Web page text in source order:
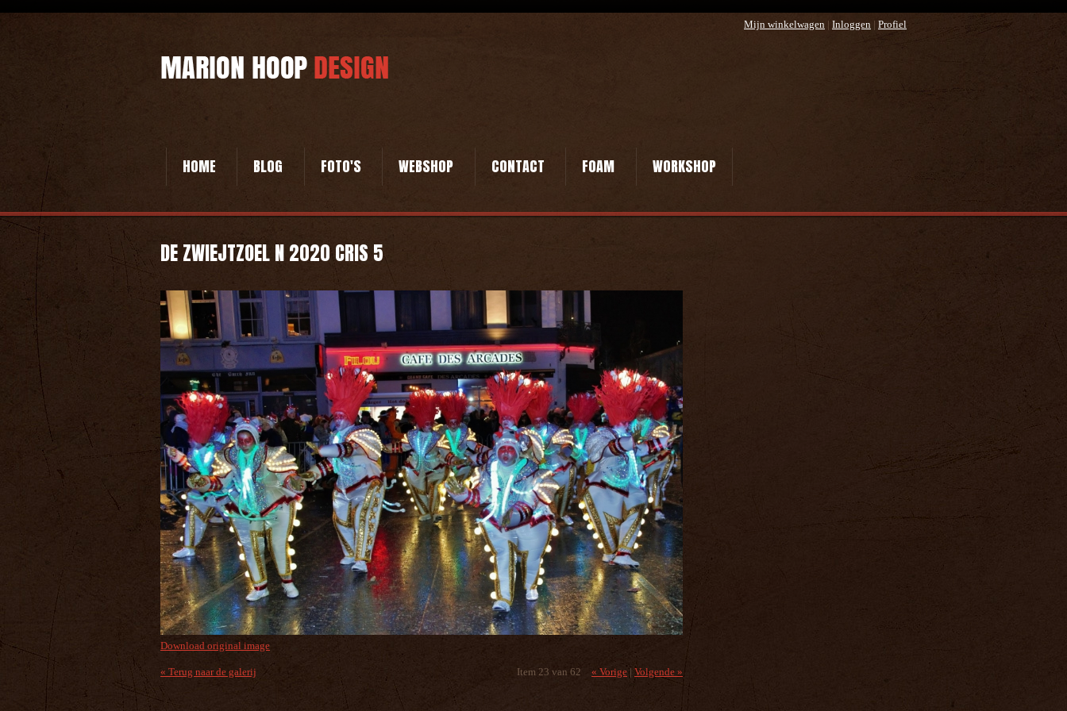
Mijn winkelwagen | Inloggen | Profiel
HOME BLOG FOTO'S WEBSHOP CONTACT FOAM WORKSHOP
DE ZWIEJTZOEL N 2020 CRIS 5
Download original image
« Terug naar de galerij Item 23 van 62 « Vorige | Volgende »